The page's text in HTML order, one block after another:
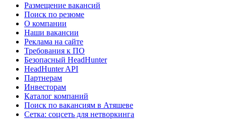
Размещение вакансий
Поиск по резюме
О компании
Наши вакансии
Реклама на сайте
Требования к ПО
Безопасный HeadHunter
HeadHunter API
Партнерам
Инвесторам
Каталог компаний
Поиск по вакансиям в Атяшеве
Сетка: соцсеть для нетворкинга